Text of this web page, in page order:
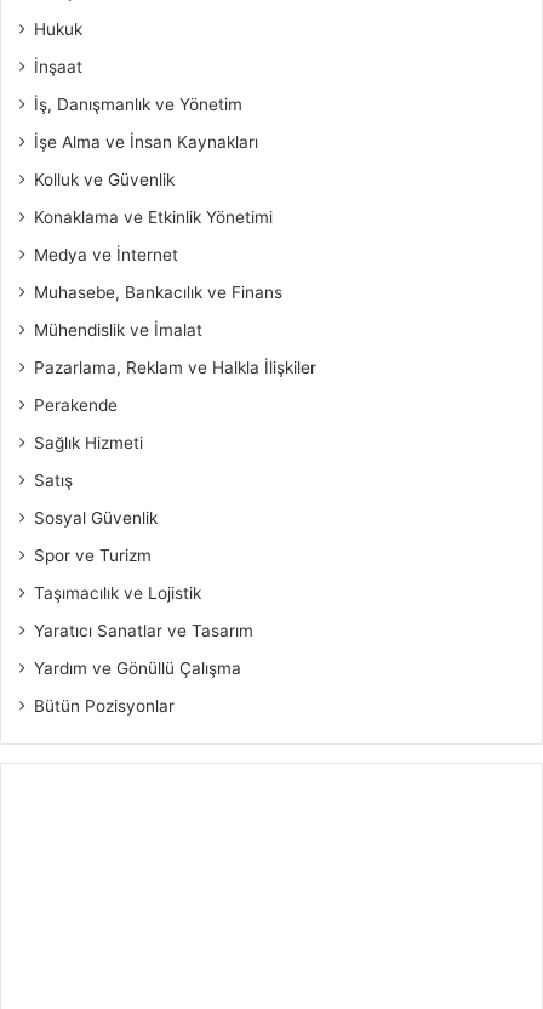
Hukuk
İnşaat
İş, Danışmanlık ve Yönetim
İşe Alma ve İnsan Kaynakları
Kolluk ve Güvenlik
Konaklama ve Etkinlik Yönetimi
Medya ve İnternet
Muhasebe, Bankacılık ve Finans
Mühendislik ve İmalat
Pazarlama, Reklam ve Halkla İlişkiler
Perakende
Sağlık Hizmeti
Satış
Sosyal Güvenlik
Spor ve Turizm
Taşımacılık ve Lojistik
Yaratıcı Sanatlar ve Tasarım
Yardım ve Gönüllü Çalışma
Bütün Pozisyonlar